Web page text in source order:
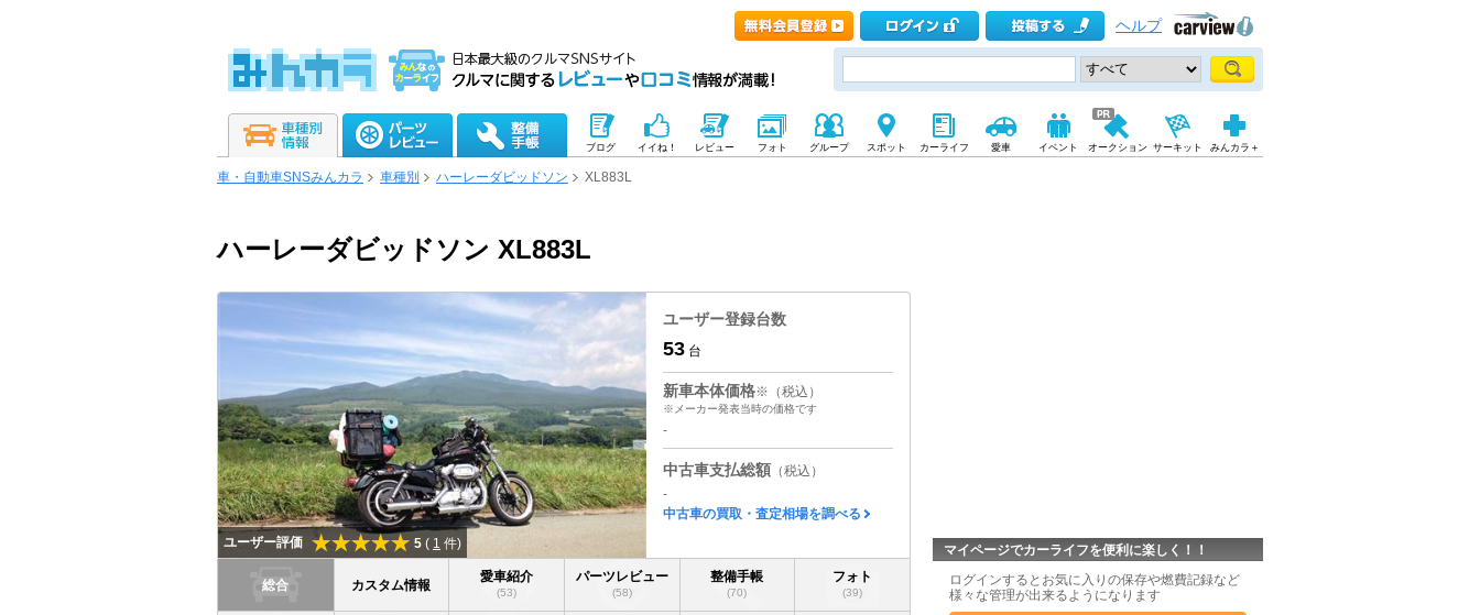
ヘルプ
ブログ イイね！ レビュー フォト グループ スポット カーライフ 愛車 イベント オークション サーキット みんカラ＋
車・自動車SNSみんカラ 車種別 ハーレーダビッドソン XL883L
ハーレーダビッドソン XL883L
ユーザー評価 5 ( 1 件)
ユーザー登録台数
53 台
新車本体価格※（税込）
※メーカー発表当時の価格です
-
中古車支払総額 （税込）
-
中古車の買取・査定相場を調べる
総合 カスタム情報
愛車紹介
(53)
パーツレビュー
(58)
整備手帳
(70)
フォト
(39)
マイページでカーライフを便利に楽しく！！
ログインするとお気に入りの保存や燃費記録など
様々な管理が出来るようになります